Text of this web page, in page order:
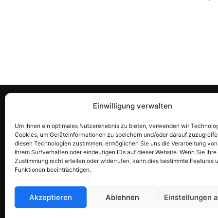
Einwilligung verwalten
Um Ihnen ein optimales Nutzererlebnis zu bieten, verwenden wir
Cookies, um Geräteinformationen zu speichern und/oder darauf
diesen Technologien zustimmen, ermöglichen Sie uns die Verarbeitung
Ihrem Surfverhalten oder eindeutigen IDs auf dieser Website. Wenn Sie Ihre
Zustimmung nicht erteilen oder widerrufen, kann dies bestimmte Features
Funktionen beeinträchtigen.
Akzeptieren Ablehnen Einstellungen
Rechtliches & Richtlinien
Allgemeine Geschäftsbedingungen
(AGB)
Datenschutzerklärung
Rückerstattungsrichtlinie
Allergen- und Ernährungshinweis
Unternehmensinformationen
+358